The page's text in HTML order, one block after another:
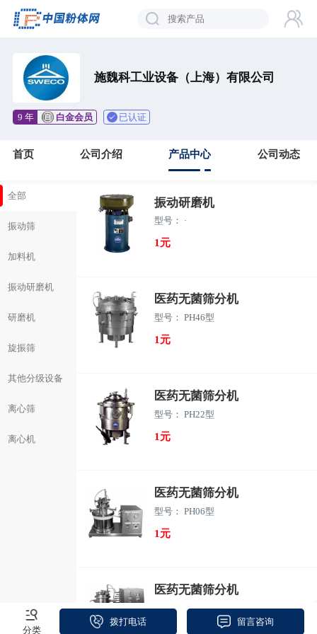
施魏科工业设备（上海）有限公司
9 年 白金会员 已认证
首页 公司介绍 产品中心 公司动态
全部
振动筛
加料机
振动研磨机
研磨机
旋振筛
其他分级设备
离心筛
离心机
振动研磨机
型号： ·
1元
医药无菌筛分机
型号： PH46型
1元
医药无菌筛分机
型号： PH22型
1元
医药无菌筛分机
型号： PH06型
1元
医药无菌筛分机
型号： PH12型
分类
拨打电话 留言咨询